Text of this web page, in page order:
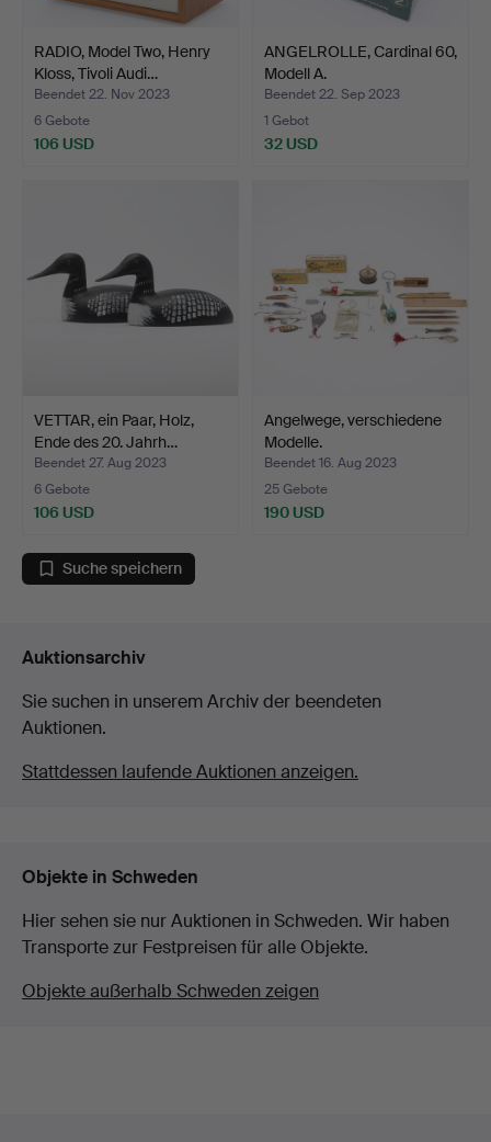
RADIO, Model Two, Henry
Kloss, Tivoli Audi…
Beendet 22. Nov 2023
6 Gebote
106 USD
ANGELROLLE, Cardinal 60,
Modell A.
Beendet 22. Sep 2023
1 Gebot
32 USD
VETTAR, ein Paar, Holz,
Ende des 20. Jahrh…
Beendet 27. Aug 2023
6 Gebote
106 USD
Angelwege, verschiedene
Modelle.
Beendet 16. Aug 2023
25 Gebote
190 USD
Suche speichern
Auktionsarchiv
Sie suchen in unserem Archiv der beendeten
Auktionen.
Stattdessen laufende Auktionen anzeigen.
Objekte in Schweden
Hier sehen sie nur Auktionen in Schweden. Wir haben
Transporte zur Festpreisen für alle Objekte.
Objekte außerhalb Schweden zeigen